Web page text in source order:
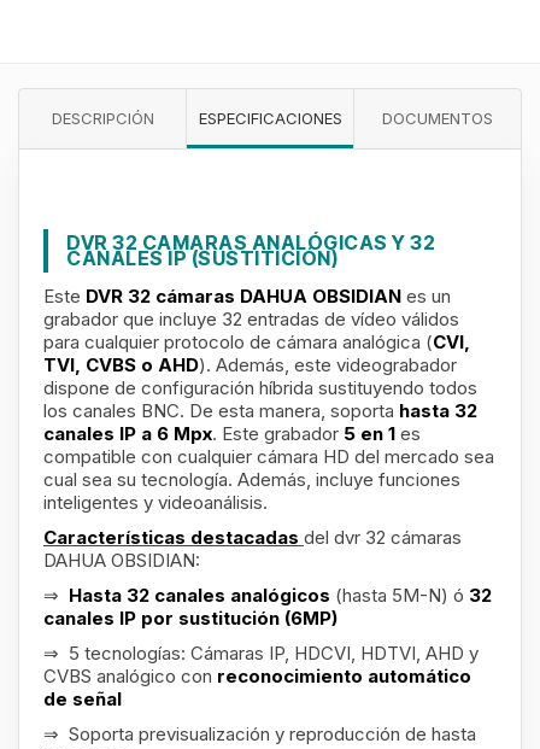
DESCRIPCIÓN ESPECIFICACIONES DOCUMENTOS
DVR 32 CAMARAS ANALÓGICAS Y 32
CANALES IP (SUSTITICIÓN)
Este DVR 32 cámaras DAHUA OBSIDIAN es un
grabador que incluye 32 entradas de vídeo válidos
para cualquier protocolo de cámara analógica (CVI,
TVI, CVBS o AHD). Además, este videograbador
dispone de configuración híbrida sustituyendo todos
los canales BNC. De esta manera, soporta hasta 32
canales IP a 6 Mpx. Este grabador 5 en 1 es
compatible con cualquier cámara HD del mercado sea
cual sea su tecnología. Además, incluye funciones
inteligentes y videoanálisis.
Características destacadas del dvr 32 cámaras
DAHUA OBSIDIAN:
⇒ Hasta 32 canales analógicos (hasta 5M-N) ó 32
canales IP por sustitución (6MP)
⇒ 5 tecnologías: Cámaras IP, HDCVI, HDTVI, AHD y
CVBS analógico con reconocimiento automático
de señal
⇒ Soporta previsualización y reproducción de hasta